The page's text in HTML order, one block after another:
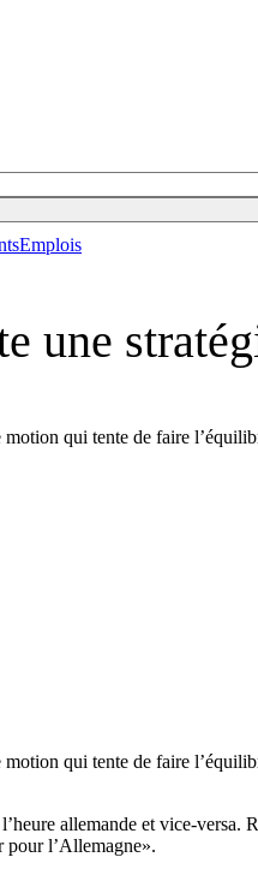
Emplois
une
qui tente de faire
qui tente de faire
allemande et vice-
l’Allemagne».